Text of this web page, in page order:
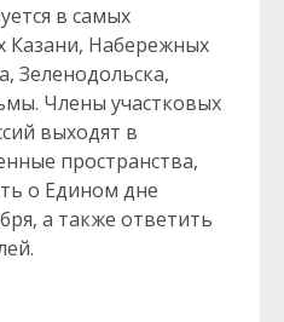
в самых
Казани, Набережных
Зеленодольска,
Члены участковых
выходят в
пространства,
о Едином дне
а также ответить